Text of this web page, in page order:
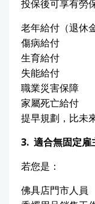
投保後可享有勞
老年給付（退休金
傷病給付
生育給付
失能給付
職業災害保障
家屬死亡給付
提早規劃，比未
3. 適合無固定雇
若您是：
佛具店門市人員